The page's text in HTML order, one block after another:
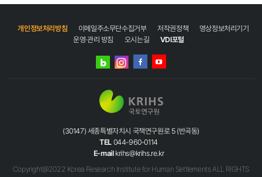
개인정보처리방침 이메일주소무단수집거부 저작권정책
영상정보처리기기
운영·관리 방침
오시는길 VDI포털
네이버
인스타그램
(30147) 세종특별자치시 국책연구원로 5 (반곡동)
TEL 044-960-0114
E-mail krihs@krihs.re.kr
Copyright@2022 Korea Research Institute for Human Settlements ALL RIGHTS